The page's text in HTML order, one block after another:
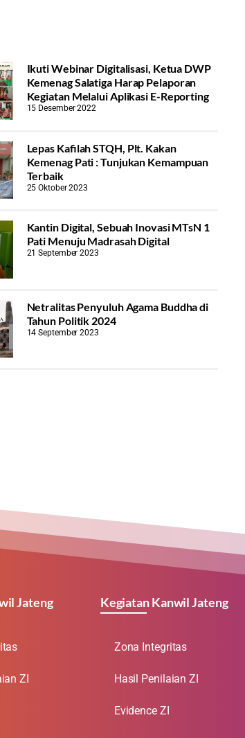
Ikuti Webinar Digitalisasi, Ketua DWP
Kemenag Salatiga Harap Pelaporan
Kegiatan Melalui Aplikasi E-Reporting
15 Desember 2022
Lepas Kafilah STQH, Plt. Kakan
Kemenag Pati : Tunjukan Kemampuan
Terbaik
25 Oktober 2023
Kantin Digital, Sebuah Inovasi MTsN 1
Pati Menuju Madrasah Digital
21 September 2023
Netralitas Penyuluh Agama Buddha di
Tahun Politik 2024
14 September 2023
Jateng
ZI
Kegiatan Kanwil Jateng
Zona Integritas
Hasil Penilaian ZI
Evidence ZI